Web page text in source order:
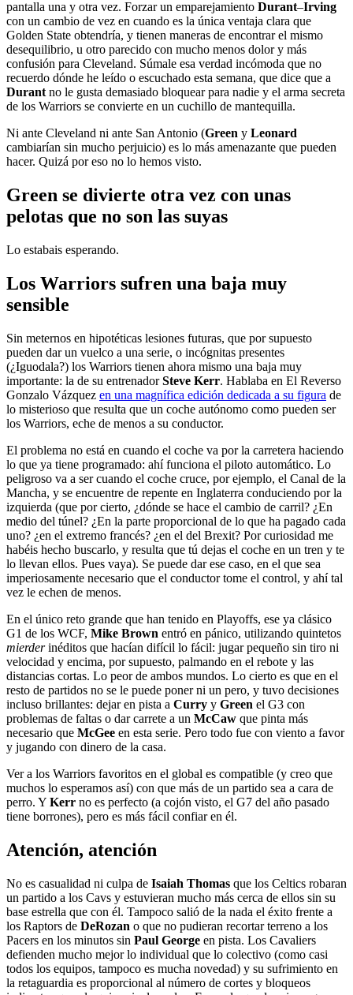
pantalla una y otra vez. Forzar un emparejamiento Durant–Irving
con un cambio de vez en cuando es la única ventaja clara que
Golden State obtendría, y tienen maneras de encontrar el mismo
desequilibrio, u otro parecido con mucho menos dolor y más
confusión para Cleveland. Súmale esa verdad incómoda que no
recuerdo dónde he leído o escuchado esta semana, que dice que a
Durant no le gusta demasiado bloquear para nadie y el arma secreta
de los Warriors se convierte en un cuchillo de mantequilla.
Ni ante Cleveland ni ante San Antonio (Green y Leonard
cambiarían sin mucho perjuicio) es lo más amenazante que pueden
hacer. Quizá por eso no lo hemos visto.
Green se divierte otra vez con unas
pelotas que no son las suyas
Lo estabais esperando.
Los Warriors sufren una baja muy
sensible
Sin meternos en hipotéticas lesiones futuras, que por supuesto
pueden dar un vuelco a una serie, o incógnitas presentes
(¿Iguodala?) los Warriors tienen ahora mismo una baja muy
importante: la de su entrenadorSteve Kerr. Hablaba en El Reverso
Gonzalo Vázquez en una magnífica edición dedicada a su figura de
lo misterioso que resulta que un coche autónomo como pueden ser
los Warriors, eche de menos a su conductor.
El problema no está en cuando el coche va por la carretera haciendo
lo que ya tiene programado: ahí funciona el piloto automático. Lo
peligroso va a ser cuando el coche cruce, por ejemplo, el Canal de la
Mancha, y se encuentre de repente en Inglaterra conduciendo por la
izquierda (que por cierto, ¿dónde se hace el cambio de carril? ¿En
medio del túnel? ¿En la parte proporcional de lo que ha pagado cada
uno? ¿en el extremo francés? ¿en el del Brexit? Por curiosidad me
habéis hecho buscarlo, y resulta que tú dejas el coche en un tren y te
lo llevan ellos. Pues vaya). Se puede dar ese caso, en el que sea
imperiosamente necesario que el conductor tome el control, y ahí tal
vez le echen de menos.
En el único reto grande que han tenido en Playoffs, ese ya clásico
G1 de los WCF, Mike Brown entró en pánico, utilizando quintetos
mierderinéditos que hacían difícil lo fácil: jugar pequeño sin tiro ni
velocidad y encima, por supuesto, palmando en el rebote y las
distancias cortas. Lo peor de ambos mundos. Lo cierto es que en el
resto de partidos no se le puede poner ni un pero, y tuvo decisiones
incluso brillantes: dejar en pista a Curry y Green el G3 con
problemas de faltas o dar carrete a un McCaw que pinta más
necesario que McGee en esta serie. Pero todo fue con viento a favor
y jugando con dinero de la casa.
Ver a los Warriors favoritos en el global es compatible (y creo que
muchos lo esperamos así) con que más de un partido sea a cara de
perro. Y Kerr no es perfecto (a cojón visto, el G7 del año pasado
tiene borrones), pero es más fácil confiar en él.
Atención, atención
No es casualidad ni culpa de Isaiah Thomas que los Celtics robaran
un partido a los Cavs y estuvieran mucho más cerca de ellos sin su
base estrella que con él. Tampoco salió de la nada el éxito frente a
los Raptors de DeRozan o que no pudieran recortar terreno a los
Pacers en los minutos sin Paul George en pista. Los Cavaliers
defienden mucho mejor lo individual que lo colectivo (como casi
todos los equipos, tampoco es mucha novedad) y su sufrimiento en
la retaguardia es proporcional al número de cortes y bloqueos